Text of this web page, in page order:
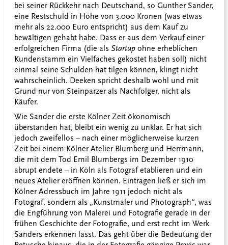
bei seiner Rückkehr nach Deutschand, so Gunther Sander,
eine Restschuld in Höhe von 3.000 Kronen (was etwas
mehr als 22.000 Euro entspricht) aus dem Kauf zu
bewältigen gehabt habe. Dass er aus dem Verkauf einer
erfolgreichen Firma (die als Startup ohne erheblichen
Kundenstamm ein Vielfaches gekostet haben soll) nicht
einmal seine Schulden hat tilgen können, klingt nicht
wahrscheinlich. Deeken spricht deshalb wohl und mit
Grund nur von Steinparzer als Nachfolger, nicht als
Käufer.
Wie Sander die erste Kölner Zeit ökonomisch
überstanden hat, bleibt ein wenig zu unklar. Er hat sich
jedoch zweifellos – nach einer möglicherweise kurzen
Zeit bei einem Kölner Atelier Blumberg und Herrmann,
die mit dem Tod Emil Blumbergs im Dezember 1910
abrupt endete – in Köln als Fotograf etablieren und ein
neues Atelier eröffnen können. Eintragen ließ er sich im
Kölner Adressbuch im Jahre 1911 jedoch nicht als
Fotograf, sondern als „Kunstmaler und Photograph“, was
die Engführung von Malerei und Fotografie gerade in der
frühen Geschichte der Fotografie, und erst recht im Werk
Sanders erkennen lässt. Das geht über die Bedeutung der